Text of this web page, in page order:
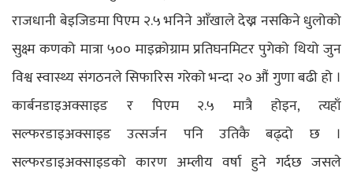
राजधानी बेइजिङमा पिएम २.५ भनिने आँखाले देख्न नसकिने धुलोको
सुक्ष्म कणको मात्रा ५०० माइक्रोग्राम प्रतिघनमिटर पुगेको थियो जुन
विश्व स्वास्थ्य संगठनले सिफारिस गरेको भन्दा २० औं गुणा बढी हो ।
कार्बनडाइअक्साइड र पिएम २.५ मात्रै होइन, त्यहाँ
सल्फरडाइअक्साइड उत्सर्जन पनि उतिकै बढ्दो छ ।
सल्फरडाइअक्साइडको कारण अम्लीय वर्षा हुने गर्दछ जसले